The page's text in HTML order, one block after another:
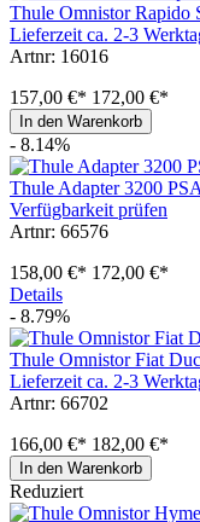
Thule Omnistor Rapido
Lieferzeit ca. 2-3
Artnr: 16016
157,00 €* 172,00 €*
In den Warenkorb
- 8.14%
Thule Adapter 3200
Verfügbarkeit prüfen
Artnr: 66576
158,00 €* 172,00 €*
Details
- 8.79%
Thule Omnistor Fiat
Lieferzeit ca. 2-3
Artnr: 66702
166,00 €* 182,00 €*
In den Warenkorb
Reduziert